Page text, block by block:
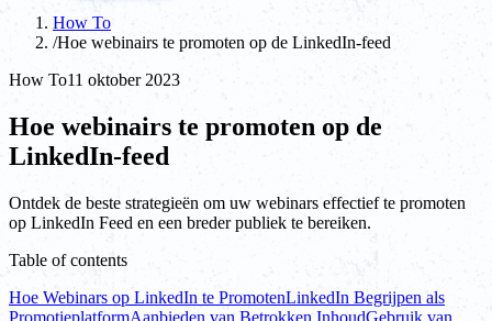
How To
/Hoe webinairs te promoten op de LinkedIn-feed
How To11 oktober 2023
Hoe webinairs te promoten op de
LinkedIn-feed
Ontdek de beste strategieën om uw webinars effectief te promoten
op LinkedIn Feed en een breder publiek te bereiken.
Table of contents
Hoe Webinars op LinkedIn te PromotenLinkedIn Begrijpen als
PromotieplatformAanbieden van Betrokken InhoudGebruik van